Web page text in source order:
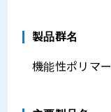
製品群名
機能性ポリマー